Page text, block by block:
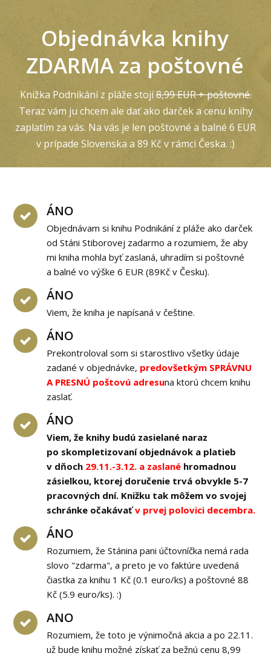
Objednávka knihy
ZDARMA za poštovné
Knižka Podnikání z pláže stojí8,99 EUR + poštovné.
Teraz vám ju chcem ale dať ako darček a cenu knihy
zaplatím za vás. Na vás je len poštovné a balné 6 EUR
v prípade Slovenska a 89 Kč v rámci Česka. :)
ÁNO
Objednávam si knihu Podnikání z pláže ako darček
od Stáni Stiborovej zadarmo a rozumiem, že aby
mi kniha mohla byť zaslaná, uhradím si poštovné
a balné vo výške 6 EUR (89Kč v Česku).
ÁNO
Viem, že kniha je napísaná v češtine.
ÁNO
Prekontroloval som si starostlivo všetky údaje
zadané v objednávke, predovšetkým SPRÁVNU
A PRESNÚ poštovú adresuna ktorú chcem knihu
zaslať.
ÁNO
Viem, že knihy budú zasielané naraz
po skompletizovaní objednávok a platieb
v dňoch 29.11.-3.12. a zaslané hromadnou
zásielkou, ktorej doručenie trvá obvykle 5-7
pracovných dní. Knižku tak môžem vo svojej
schránke očakávaťv prvej polovici decembra.
ÁNO
Rozumiem, že Stánina pani účtovníčka nemá rada
slovo "zdarma", a preto je vo faktúre uvedená
čiastka za knihu 1 Kč (0.1 euro/ks) a poštovné 88
Kč (5.9 euro/ks). :)
ANO
Rozumiem, že toto je výnimočná akcia a po 22.11.
už bude knihu možné získať za bežnú cenu 8,99